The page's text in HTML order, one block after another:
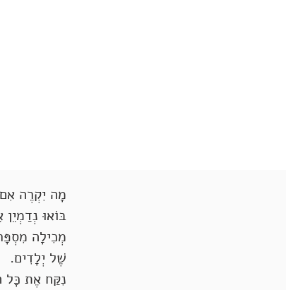
מָה יִקְרֶה
בּוֹאוּ
מְכִילָה
שֶׁל יְלָדִים.
נִקַּח אֶת כָּל